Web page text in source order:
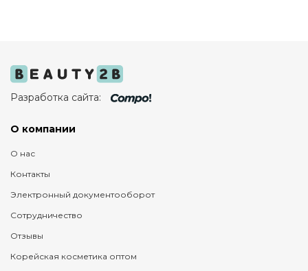
Разработка сайта:
О компании
О нас
Контакты
Электронный документооборот
Сотрудничество
Отзывы
Корейская косметика оптом